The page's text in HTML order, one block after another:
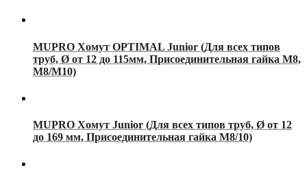
MUPRO Хомут OPTIMAL Junior (Для всех типов
труб, Ø от 12 до 115мм, Присоединительная гайка М8,
М8/М10)
MUPRO Хомут Junior (Для всех типов труб, Ø от 12
до 169 мм, Присоединительная гайка М8/10)